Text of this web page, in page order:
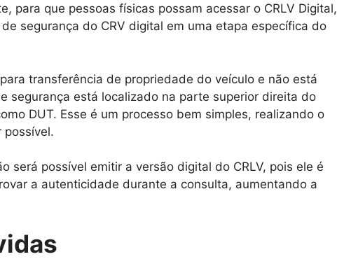
para que pessoas físicas possam acessar o CRLV Digital,
segurança do CRV digital em uma etapa específica do
transferência de propriedade do veículo e não está
segurança está localizado na parte superior direita do
DUT. Esse é um processo bem simples, realizando o
possível.
será possível emitir a versão digital do CRLV, pois ele é
a autenticidade durante a consulta, aumentando a